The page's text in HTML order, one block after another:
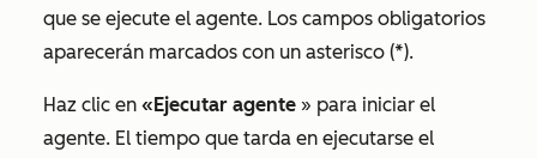
que se ejecute el agente. Los campos obligatorios
aparecerán marcados con un asterisco (*).
Haz clic en «Ejecutar agente » para iniciar el
agente. El tiempo que tarda en ejecutarse el